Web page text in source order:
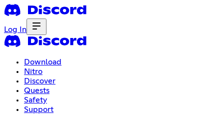
Log In
Download
Nitro
Discover
Quests
Safety
Support